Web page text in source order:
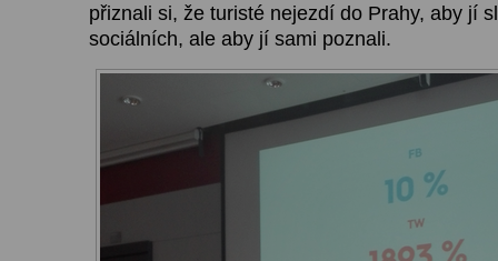
přiznali si, že turisté nejezdí do Prahy, aby jí
sociálních, ale aby jí sami poznali.